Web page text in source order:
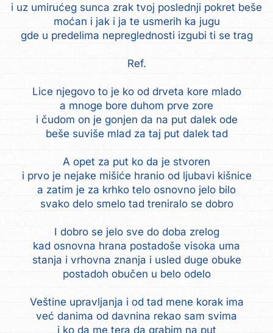
i uz umirućeg sunca zrak tvoj poslednji pokret beše
moćan i jak i ja te usmerih ka jugu
gde u predelima nepreglednosti izgubi ti se trag
Ref.
Lice njegovo to je ko od drveta kore mlado
a mnoge bore duhom prve zore
i čudom on je gonjen da na put dalek ode
beše suviše mlad za taj put dalek tad
A opet za put ko da je stvoren
i prvo je nejake mišiće hranio od ljubavi kišnice
a zatim je za krhko telo osnovno jelo bilo
svako delo smelo tad treniralo se dobro
I dobro se jelo sve do doba zrelog
kad osnovna hrana postadoše visoka uma
stanja i vrhovna znanja i usled duge obuke
postadoh obučen u belo odelo
Veštine upravljanja i od tad mene korak ima
već danima od davnina rekao sam svima
i ko da me tera da grabim na put